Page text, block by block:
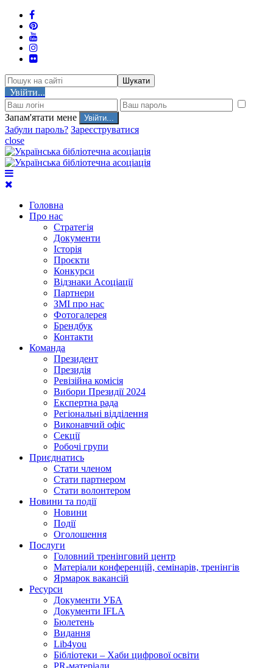
Шукати
Увійти...
Запам'ятати мене
Забули пароль? Зареєструватися
close
Головна
Про нас
Стратегія
Документи
Історія
Проєкти
Конкурси
Відзнаки Асоціації
Партнери
ЗМІ про нас
Фотогалерея
Брендбук
Контакти
Команда
Президент
Президія
Ревізійна комісія
Вибори Президії 2024
Експертна рада
Регіональні відділення
Виконавчий офіс
Секції
Робочі групи
Приєднатись
Стати членом
Стати партнером
Стати волонтером
Новини та події
Новини
Події
Оголошення
Послуги
Головний тренінговий центр
Матеріали конференцій, семінарів, тренінгів
Ярмарок вакансій
Ресурси
Документи УБА
Документи IFLA
Бюлетень
Видання
Lib4you
Бібліотеки – Хаби цифрової освіти
PR-матеріали